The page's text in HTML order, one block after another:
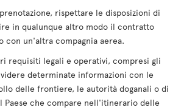
rispettare le disposizioni di
in qualunque altro modo il contratto
con un'altra compagnia aerea.
requisiti legali e operativi, compresi gli
determinate informazioni con le
delle frontiere, le autorità doganali o di
Paese che compare nell'itinerario delle